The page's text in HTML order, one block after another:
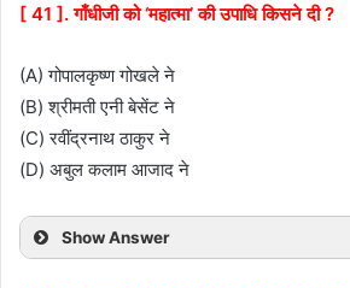
[ 41 ]. गाँधीजी को ‘महात्मा’ की उपाधि किसने दी ?
(A) गोपालकृष्ण गोखले ने
(B) श्रीमती एनी बेसेंट ने
(C) रवींद्रनाथ ठाकुर ने
(D) अबुल कलाम आजाद ने
Show Answer